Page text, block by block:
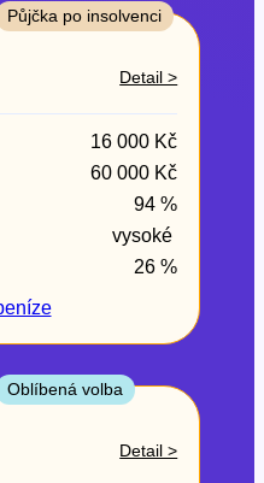
Půjčka po insolvenci
Detail >
16 000 Kč
60 000 Kč
94 %
vysoké
26 %
Oblíbená volba
Detail >